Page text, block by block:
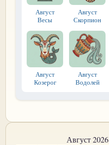
Август
Весы
Август
Скорпион
Август
Козерог
Август
Водолей
Август 2026